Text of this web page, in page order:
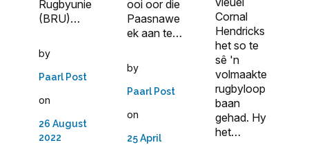
Rugbyunie
(BRU)…
by
Paarl Post
on
26 August
2022
ooi oor die
Paasnawe
ek aan te…
by
Paarl Post
on
25 April
Cornal
Hendricks
het so te
sê 'n
volmaakte
rugbyloop
baan
gehad. Hy
het…